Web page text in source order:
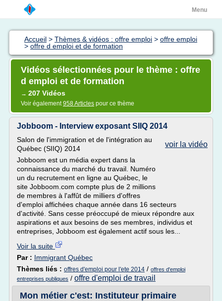
Menu
Accueil > Thèmes & vidéos : offre emploi > offre emploi
> offre d emploi et de formation
Vidéos sélectionnées pour le thème : offre
d emploi et de formation
→ 207 Vidéos
Voir également958 Articles pour ce thème
Jobboom - Interview exposant SIIQ 2014
voir la vidéo
Salon de l'immigration et de l'intégration au
Québec (SIIQ) 2014
Jobboom est un média expert dans la
connaissance du marché du travail. Numéro
un du recrutement en ligne au Québec, le
site Jobboom.com compte plus de 2 millions
de membres à l'affût de milliers d'offres
d'emploi affichées chaque année dans 16 secteurs
d'activité. Sans cesse préoccupé de mieux répondre aux
aspirations et aux besoins de ses membres, individus et
entreprises, Jobboom est également actif sous les...
Voir la suite
Par : Immigrant Québec
Thèmes liés : offres d'emploi pour l'ete 2014 / offres d'emploi
entreprises publiques / offre d'emploi de travail
Mon métier c'est: Instituteur primaire